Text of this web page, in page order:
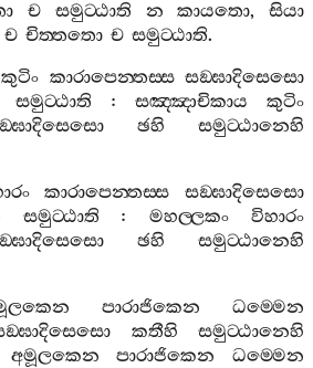
ච සමුට‍්ඨාති න කායතො,සියා
ච චිත‍්තතො ච සමුට‍්ඨාති.
කුටිං කාරාපෙන‍්තස‍්ස සඞ‍්ඝාදිසෙසො
සමුට‍්ඨාති :සඤ‍්ඤාචිකාය
කුටිං
ඡහි
සමුට‍්ඨානෙහි
කාරාපෙන‍්තස‍්ස
සඞ‍්ඝාදිසෙසො
සමුට‍්ඨාති :මහල‍්ලකං
විහාරං
ඡහි
සමුට‍්ඨානෙහි
පාරාජිකෙන
ධම‍්මෙන
කතීහි
සමුට‍්ඨානෙහි
අමූලකෙන පාරාජිකෙන
ධම‍්මෙන